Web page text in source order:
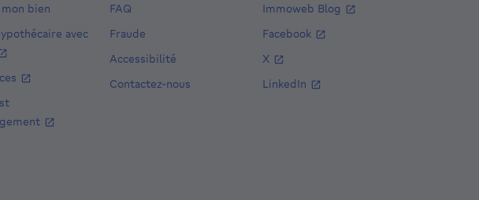
bien
avec
FAQ
Fraude
Accessibilité
Contactez-nous
Immoweb Blog
Facebook
X
LinkedIn